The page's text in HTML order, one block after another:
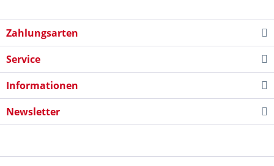
Zahlungsarten
Service
Informationen
Newsletter